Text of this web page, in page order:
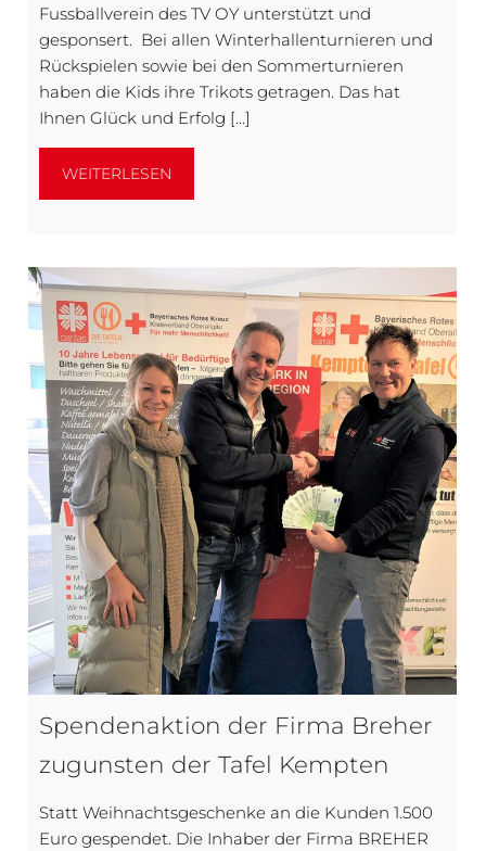
Fussballverein des TV OY unterstützt und
gesponsert. Bei allen Winterhallenturnieren und
Rückspielen sowie bei den Sommerturnieren
haben die Kids ihre Trikots getragen. Das hat
Ihnen Glück und Erfolg […]
WEITERLESEN
Spendenaktion der Firma Breher
zugunsten der Tafel Kempten
Statt Weihnachtsgeschenke an die Kunden 1.500
Euro gespendet. Die Inhaber der Firma BREHER